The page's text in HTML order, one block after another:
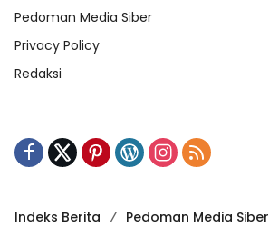
Pedoman Media Siber
Privacy Policy
Redaksi
Indeks Berita Pedoman Media Siber